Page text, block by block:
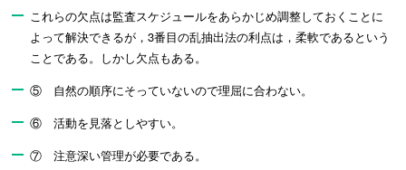
これらの欠点は監査スケジュールをあらかじめ調整しておくことに
よって解決できるが，3番目の乱抽出法の利点は，柔軟であるという
ことである。しかし欠点もある。
⑤ 自然の順序にそっていないので理屈に合わない。
⑥ 活動を見落としやすい。
⑦ 注意深い管理が必要である。